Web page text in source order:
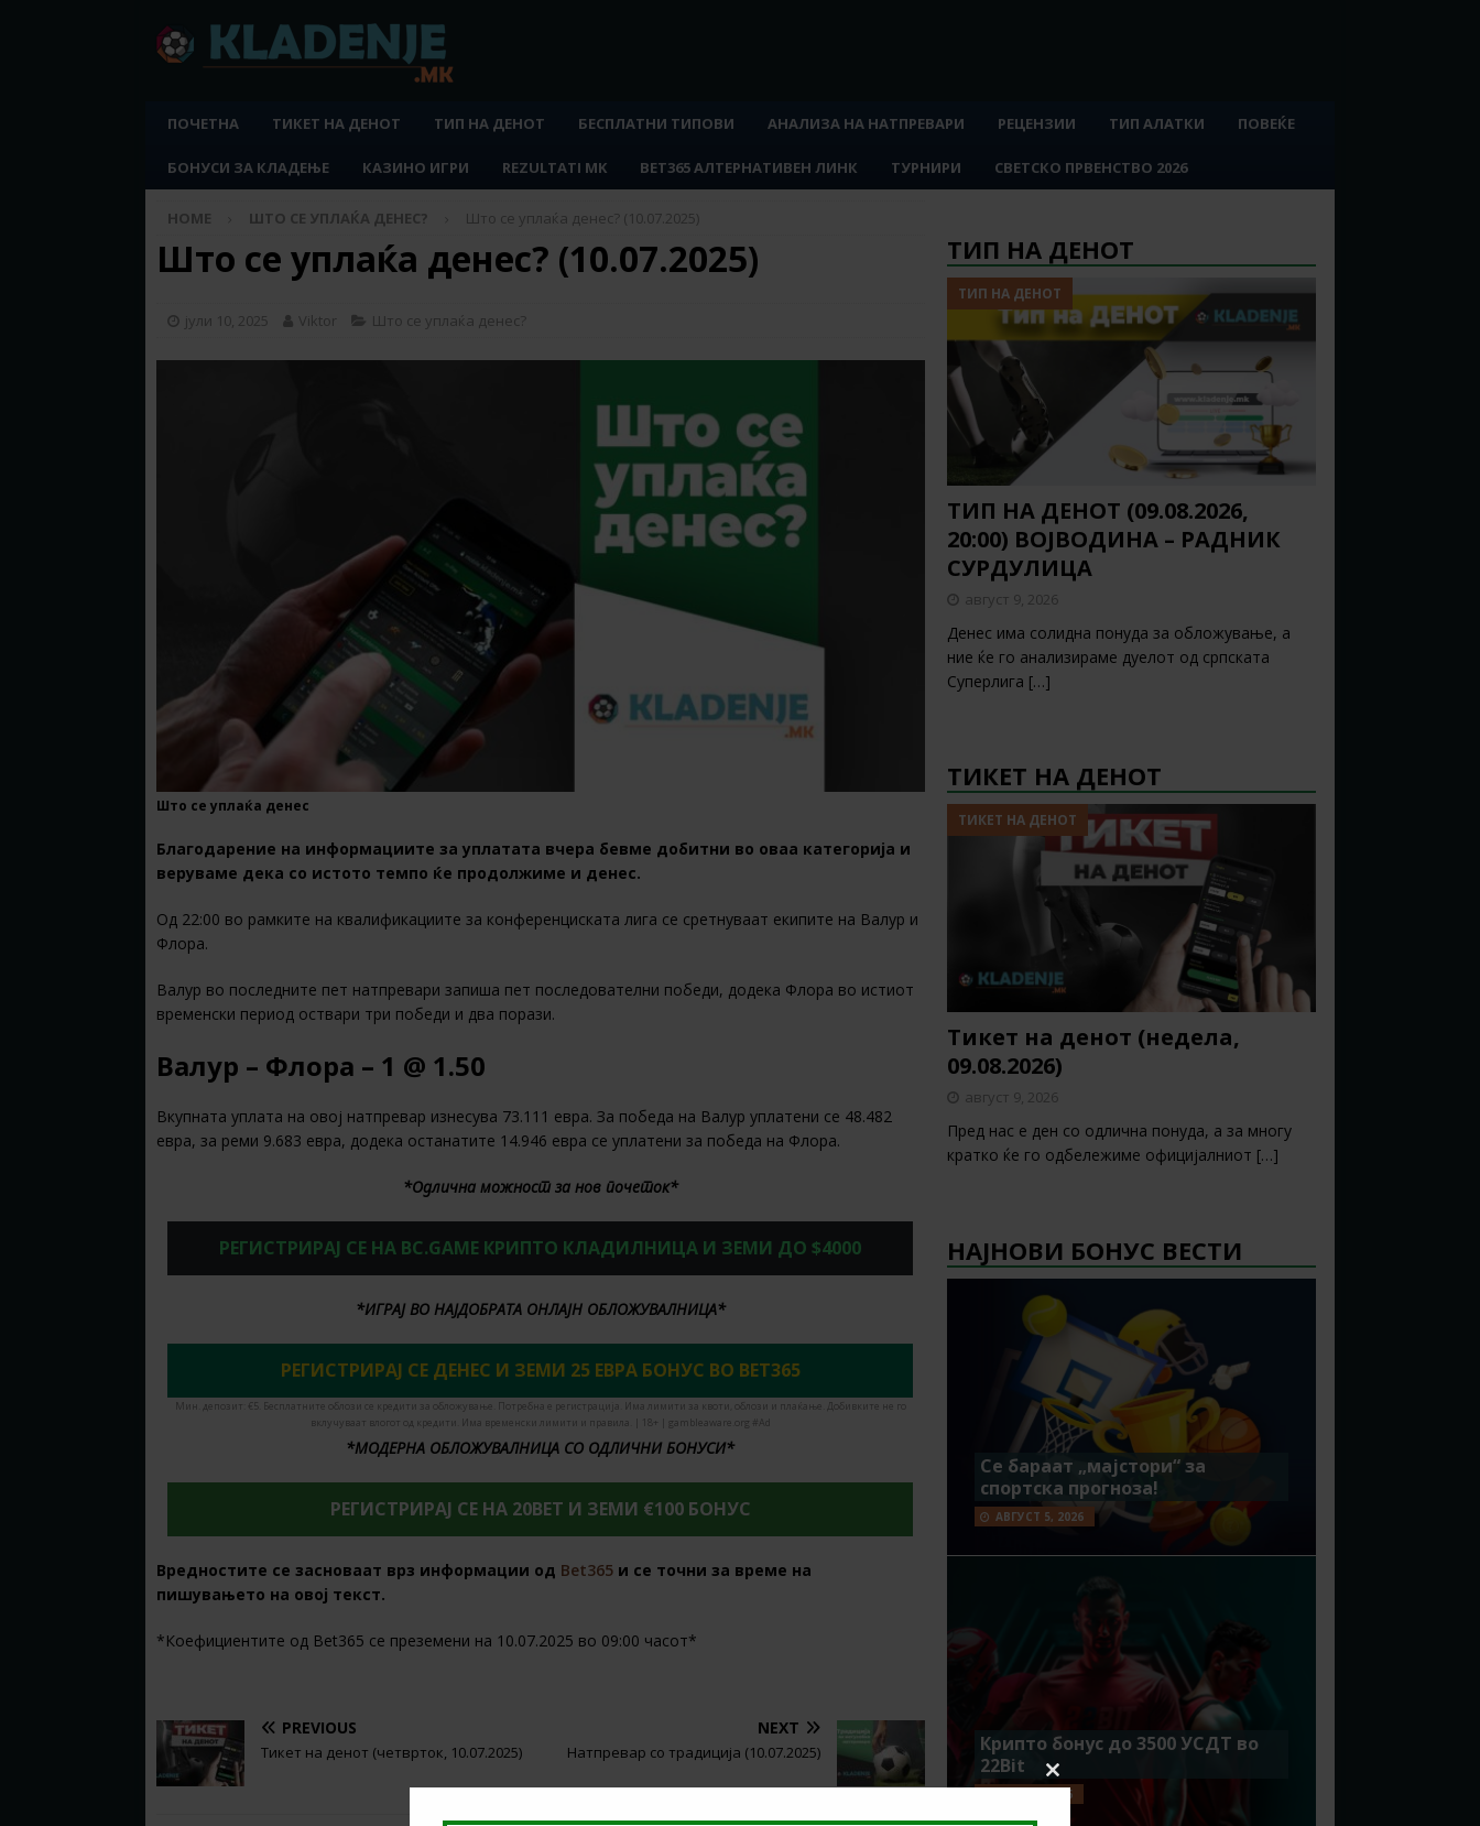
ПОЧЕТНА ТИКЕТ НА ДЕНОТ ТИП НА ДЕНОТ БЕСПЛАТНИ ТИПОВИ АНАЛИЗА НА НАТПРЕВАРИ РЕЦЕНЗИИ ТИП АЛАТКИ ПОВЕЌЕ
БОНУСИ ЗА КЛАДЕЊЕ КАЗИНО ИГРИ REZULTATI MK BET365 АЛТЕРНАТИВЕН ЛИНК ТУРНИРИ СВЕТСКО ПРВЕНСТВО 2026
HOME ШТО СЕ УПЛАЌА ДЕНЕС? Што се уплаќа денес? (10.07.2025)
Што се уплаќа денес? (10.07.2025)
јули 10, 2025 Viktor Што се уплаќа денес?
Што се уплаќа денес
Благодарение на информациите за уплатата вчера бевме добитни во оваа категорија и
веруваме дека со истото темпо ќе продолжиме и денес.
Од 22:00 во рамките на квалификациите за конференциската лига се сретнуваат екипите на Валур и
Флора.
Валур во последните пет натпревари запиша пет последователни победи, додека Флора во истиот
временски период оствари три победи и два порази.
Валур – Флора – 1 @ 1.50
Вкупната уплата на овој натпревар изнесува 73.111 евра. За победа на Валур уплатени се 48.482
евра, за реми 9.683 евра, додека останатите 14.946 евра се уплатени за победа на Флора.
*Одлична можност за нов почеток*
РЕГИСТРИРАЈ СЕ НА BC.GAME КРИПТО КЛАДИЛНИЦА И ЗЕМИ ДО $4000
*ИГРАЈ ВО НАЈДОБРАТА ОНЛАЈН ОБЛОЖУВАЛНИЦА*
РЕГИСТРИРАЈ СЕ ДЕНЕС И ЗЕМИ 25 ЕВРА БОНУС ВО BET365
Мин. депозит: €5. Бесплатните облози се кредити за обложување. Потребна е регистрација. Има лимити за квоти, облози и плаќање. Добивките не го
вклучуваат влогот од кредити. Има временски лимити и правила. | 18+ | gambleaware.org #Ad
*МОДЕРНА ОБЛОЖУВАЛНИЦА СО ОДЛИЧНИ БОНУСИ*
РЕГИСТРИРАЈ СЕ НА 20BET И ЗЕМИ €100 БОНУС
Вредностите се засноваат врз информации од Bet365 и се точни за време на
пишувањето на овој текст.
*Коефициентите од Bet365 се преземени на 10.07.2025 во 09:00 часот*
PREVIOUS
Тикет на денот (четврток, 10.07.2025)
NEXT
Натпревар со традиција (10.07.2025)
ТИП НА ДЕНОТ
ТИП НА ДЕНОТ
ТИП НА ДЕНОТ (09.08.2026,
20:00) ВОЈВОДИНА – РАДНИК
СУРДУЛИЦА
август 9, 2026
Денес има солидна понуда за обложување, а
ние ќе го анализираме дуелот од српската
Суперлига […]
ТИКЕТ НА ДЕНОТ
ТИКЕТ НА ДЕНОТ
Тикет на денот (недела,
09.08.2026)
август 9, 2026
Пред нас е ден со одлична понуда, а за многу
кратко ќе го одбележиме официјалниот […]
НАЈНОВИ БОНУС ВЕСТИ
Се бараат „мајстори“ за
спортска прогноза!
АВГУСТ 5, 2026
Крипто бонус до 3500 УСДТ во
22Bit
ЈУЛИ 29, 2026
Close
this